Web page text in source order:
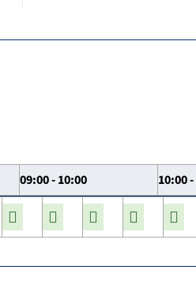
09:00 - 10:00 10:00